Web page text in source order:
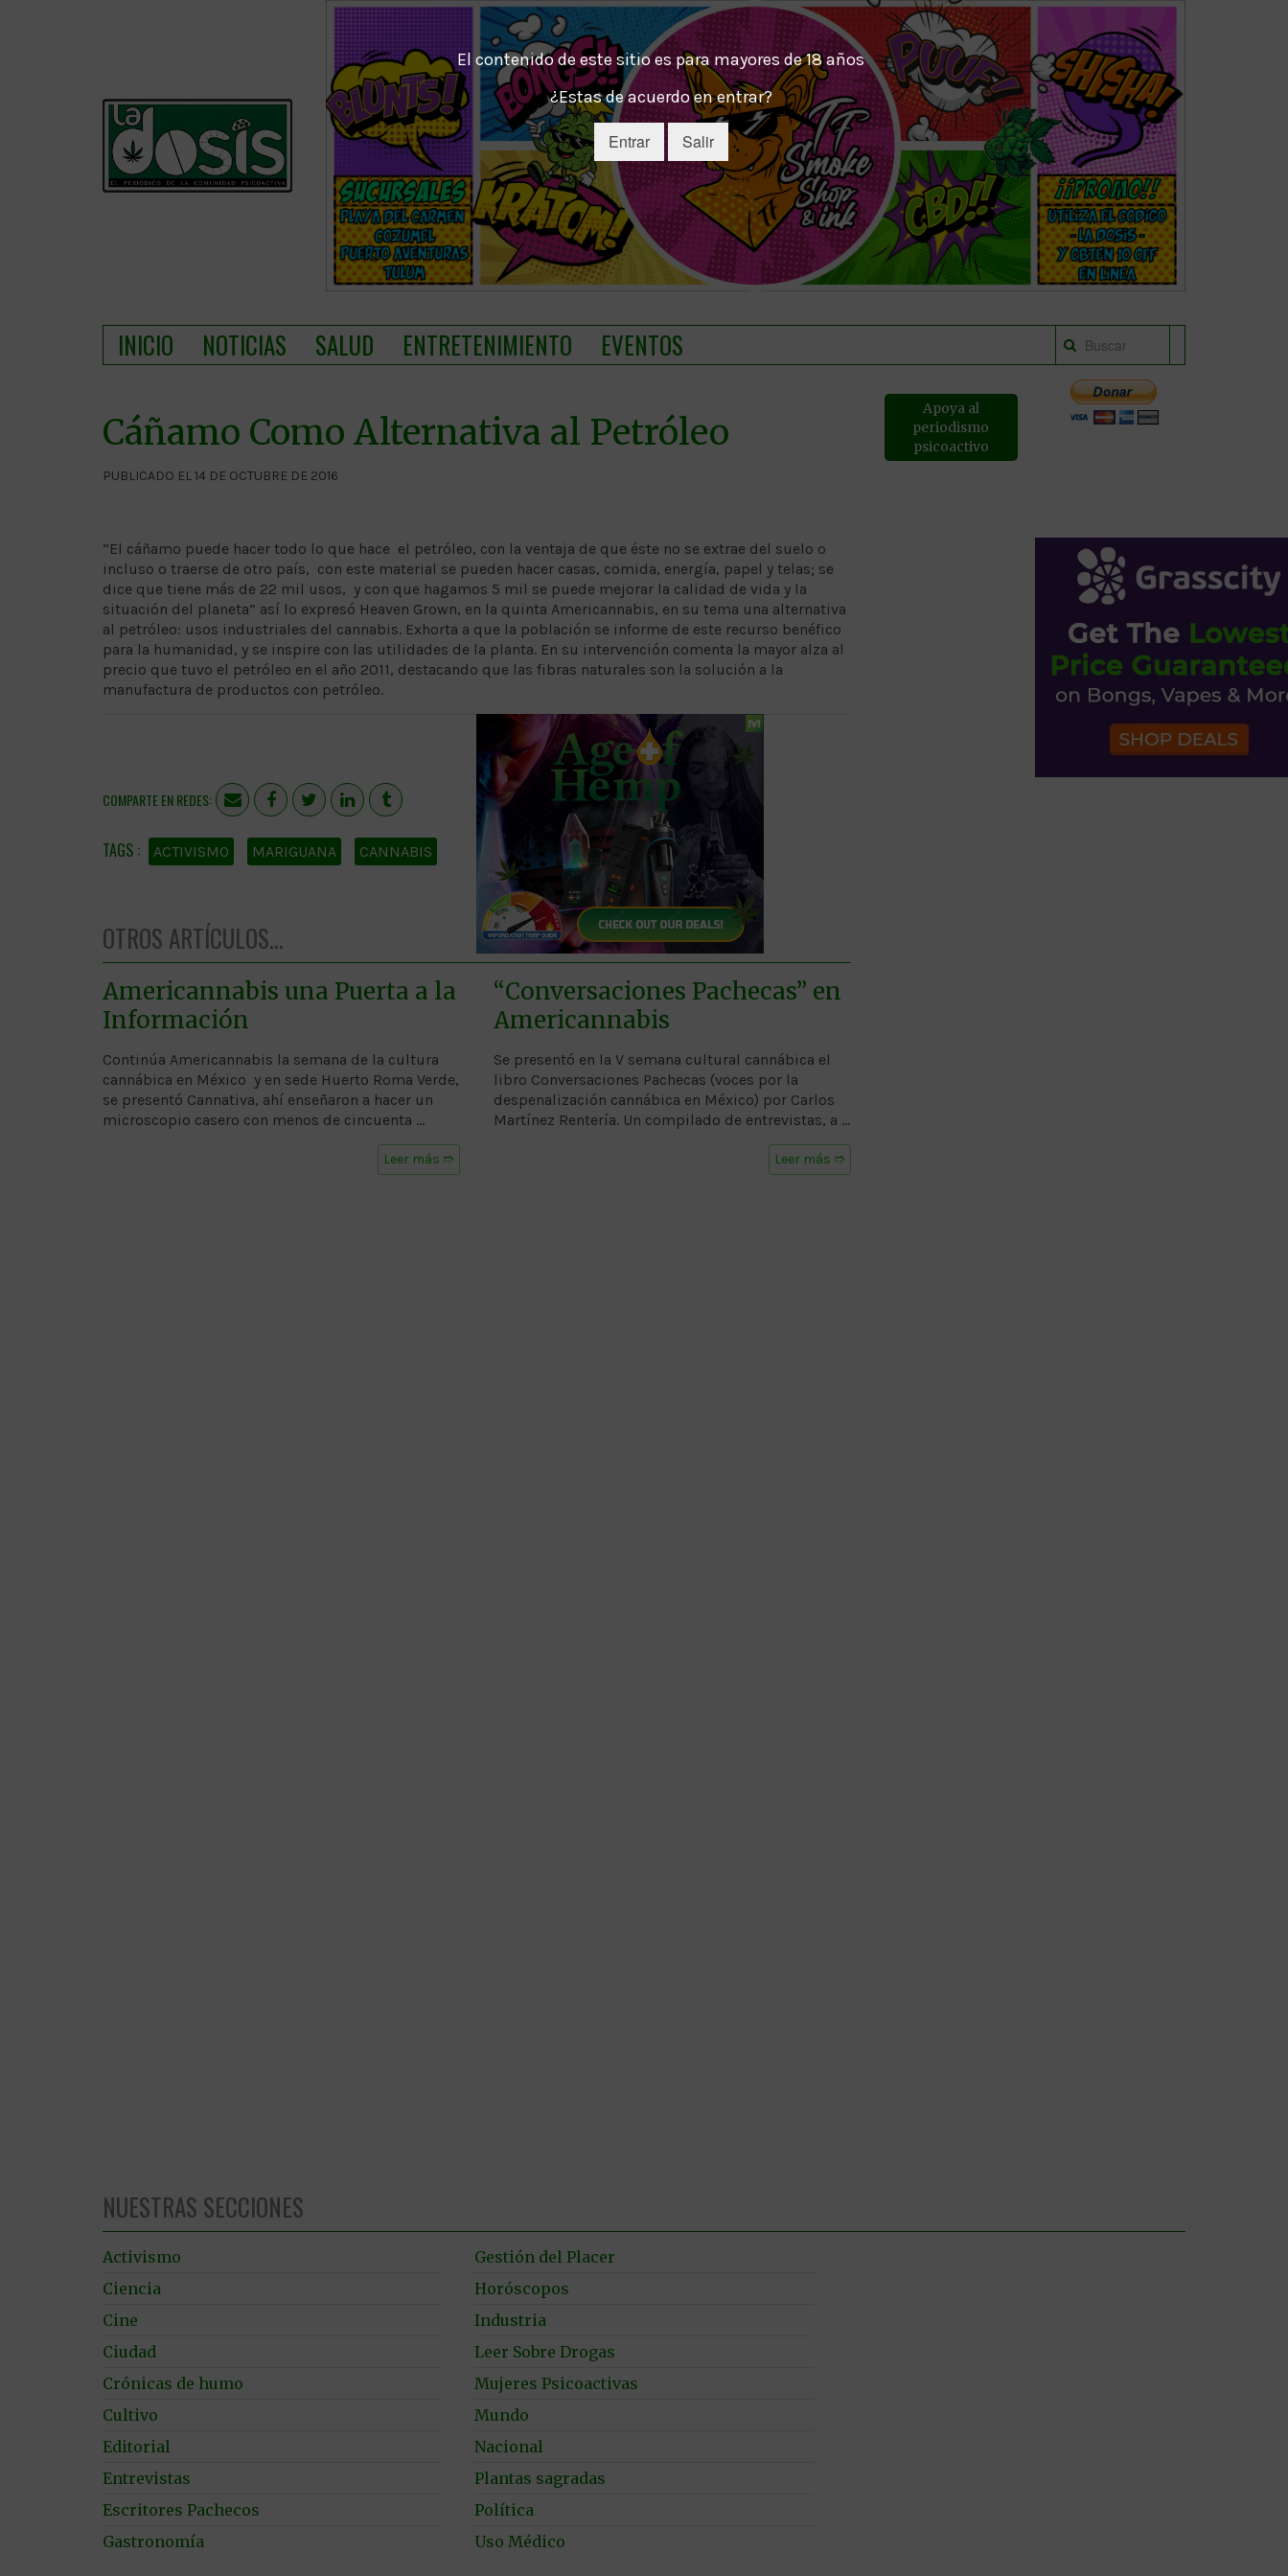
El contenido de este sitio es para mayores de 18 años
¿Estas de acuerdo en entrar?
Entrar Salir
INICIO NOTICIAS SALUD ENTRETENIMIENTO EVENTOS
Cáñamo Como Alternativa al Petróleo
PUBLICADO EL 14 DE OCTUBRE DE 2016
“El cáñamo puede hacer todo lo que hace el petróleo, con la ventaja de que éste no se extrae del suelo o
incluso o traerse de otro país, con este material se pueden hacer casas, comida, energía, papel y telas; se
dice que tiene más de 22 mil usos, y con que hagamos 5 mil se puede mejorar la calidad de vida y la
situación del planeta” así lo expresó Heaven Grown, en la quinta Americannabis, en su tema una alternativa
al petróleo: usos industriales del cannabis. Exhorta a que la población se informe de este recurso benéfico
para la humanidad, y se inspire con las utilidades de la planta. En su intervención comenta la mayor alza al
precio que tuvo el petróleo en el año 2011, destacando que las fibras naturales son la solución a la
manufactura de productos con petróleo.
COMPARTE EN REDES:
ACTIVISMO MARIGUANA CANNABIS
OTROS ARTÍCULOS...
Americannabis una Puerta a la
Información
Continúa Americannabis la semana de la cultura
cannábica en México y en sede Huerto Roma Verde,
se presentó Cannativa, ahí enseñaron a hacer un
microscopio casero con menos de cincuenta …
Leer más ➱
“Conversaciones Pachecas” en
Americannabis
Se presentó en la V semana cultural cannábica el
libro Conversaciones Pachecas (voces por la
despenalización cannábica en México) por Carlos
Martínez Rentería. Un compilado de entrevistas, a …
Leer más ➱
Apoya al
periodismo
psicoactivo
NUESTRAS SECCIONES
Activismo
Ciencia
Cine
Ciudad
Crónicas de humo
Cultivo
Editorial
Entrevistas
Escritores Pachecos
Gastronomía
Gestión del Placer
Horóscopos
Industria
Leer Sobre Drogas
Mujeres Psicoactivas
Mundo
Nacional
Plantas sagradas
Política
Uso Médico